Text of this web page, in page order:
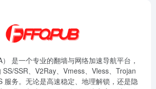
是一个专业的翻墙与网络加速导航平台，
SSR、V2Ray、Vmess、Vless、Trojan
服务。无论是高速稳定、地理解锁，还是隐